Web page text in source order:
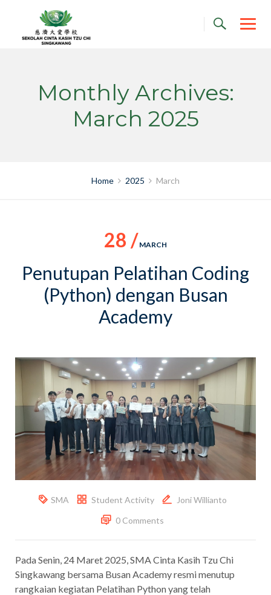
content
Monthly Archives:
March 2025
Home 2025 March
28 / MARCH
Penutupan Pelatihan Coding
(Python) dengan Busan
Academy
SMA Student Activity
Joni Willianto
0 Comments
Pada Senin, 24 Maret 2025, SMA Cinta Kasih Tzu Chi
Singkawang bersama Busan Academy resmi menutup
rangkaian kegiatan Pelatihan Python yang telah